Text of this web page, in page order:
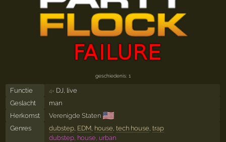
geschiedenis: 1
Functie 4× DJ, live
Geslacht
man
Herkomst
Verenigde Staten 🇺🇸
Genres dubstep, EDM, house tech house trap
dubstep, house, urban